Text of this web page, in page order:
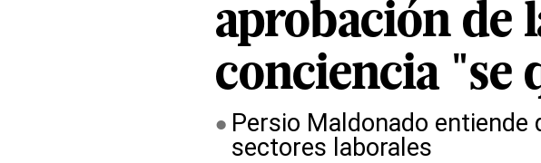
aprobación de
conciencia "se
Persio Maldonado
sectores laborales